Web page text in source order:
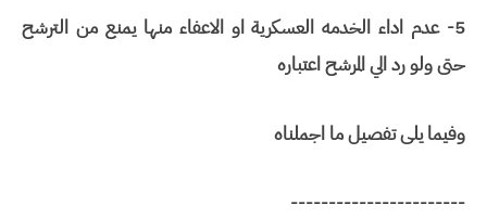
5- عدم اداء الخدمه العسكرية او الاعفاء منها يمنع من الترشح
حتى ولو رد الي المرشح اعتباره
وفيما يلى تفصيل ما اجملناه
-----------------------